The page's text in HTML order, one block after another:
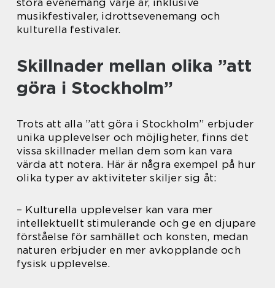
musikfestivaler, idrottsevenemang och
kulturella festivaler.
Skillnader mellan olika ”att
göra i Stockholm”
Trots att alla ”att göra i Stockholm” erbjuder
unika upplevelser och möjligheter, finns det
vissa skillnader mellan dem som kan vara
värda att notera. Här är några exempel på hur
olika typer av aktiviteter skiljer sig åt:
– Kulturella upplevelser kan vara mer
intellektuellt stimulerande och ge en djupare
förståelse för samhället och konsten, medan
naturen erbjuder en mer avkopplande och
fysisk upplevelse.